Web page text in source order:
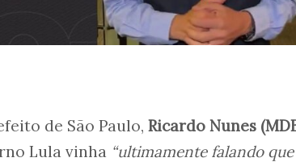
de São Paulo, Ricardo Nunes
Lula vinha “ultimamente falando